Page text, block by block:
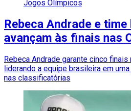
Jogos Olímpicos
Rebeca Andrade e
avançam às finais nas
Rebeca Andrade garante cinco
liderando a equipe brasileira em
nas classificatórias